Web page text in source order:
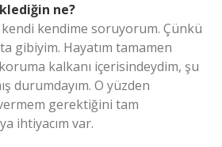
ne?
kendime soruyorum. Çünkü
gibiyim. Hayatım tamamen
kalkanı içerisindeydim, şu
durumdayım. O yüzden
gerektiğini tam
ihtiyacım var.